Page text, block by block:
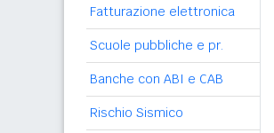
Fatturazione elettronica
Scuole pubbliche e pr.
Banche con ABI e CAB
Rischio Sismico